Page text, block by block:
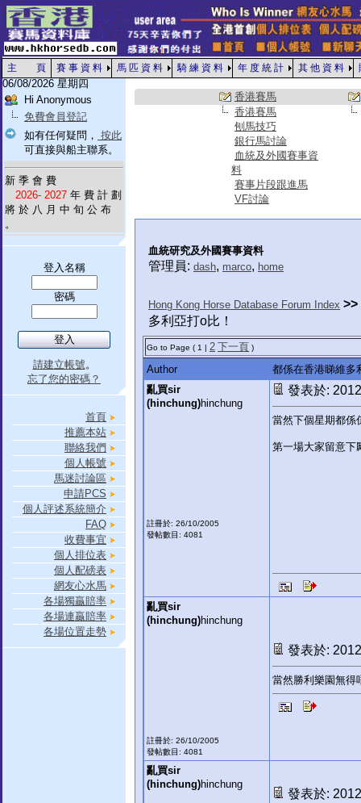
主 頁 賽 事 資 料 馬 匹 資 料 騎 練 資 料 年 度 統 計 其 他 資 料
06/08/2026 星期四
Hi Anonymous
免費會員登記
如有任何疑問， 按此
可直接與船主聯系。
新 季 會 費
2026- 2027 年 費 計 劃
將 於 八 月 中 旬 公 布
。
登入名稱
密碼
請建立帳號。
忘了您的密碼？
首頁
推薦本站
聯絡我們
個人帳號
馬迷討論區
申請PCS
個人評述系統簡介
FAQ
收費事宜
個人排位表
個人配磅表
網友心水馬
各場獨贏賠率
各場連贏賠率
各場位置走勢
香港賽馬
香港賽馬
刨馬技巧
銀行馬討論
血統及外國賽事資
料
賽事片段跟進馬
VF討論
血統研究及外國賽事資料
管理員: dash, marco, home
Hong Kong Horse Database Forum Index >>
多利亞打o比！
Go to Page ( 1 | 2 下一頁 )
Author
都係在香港睇維多
亂買sir
(hinchung)hinchung
註冊於: 26/10/2005
發帖數目: 4081
發表於:
當然下個星期都係
第一場大家留意下
亂買sir
(hinchung)hinchung
註冊於: 26/10/2005
發帖數目: 4081
發表於:
當然勝利樂園無得
亂買sir
(hinchung)hinchung
發表於: